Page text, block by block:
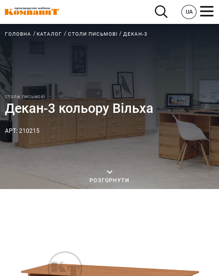
UA
ГОЛОВНА КАТАЛОГ СТОЛИ ПИСЬМОВІ ДЕКАН-3
СТОЛИ ПИСЬМОВІ
Декан-3 кольору Вільха
АРТ: 210215
РОЗГОРНУТИ